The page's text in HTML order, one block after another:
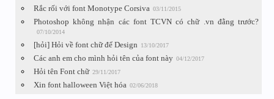
Rắc rối với font Monotype Corsiva 03/11/2015
Photoshop không nhận các font TCVN có chữ .vn đằng trước?
07/10/2014
[hỏi] Hỏi về font chữ để Design 13/10/2017
Các anh em cho mình hỏi tên của font này 04/12/2017
Hỏi tên Font chữ 29/11/2017
Xin font halloween Việt hóa 02/06/2018